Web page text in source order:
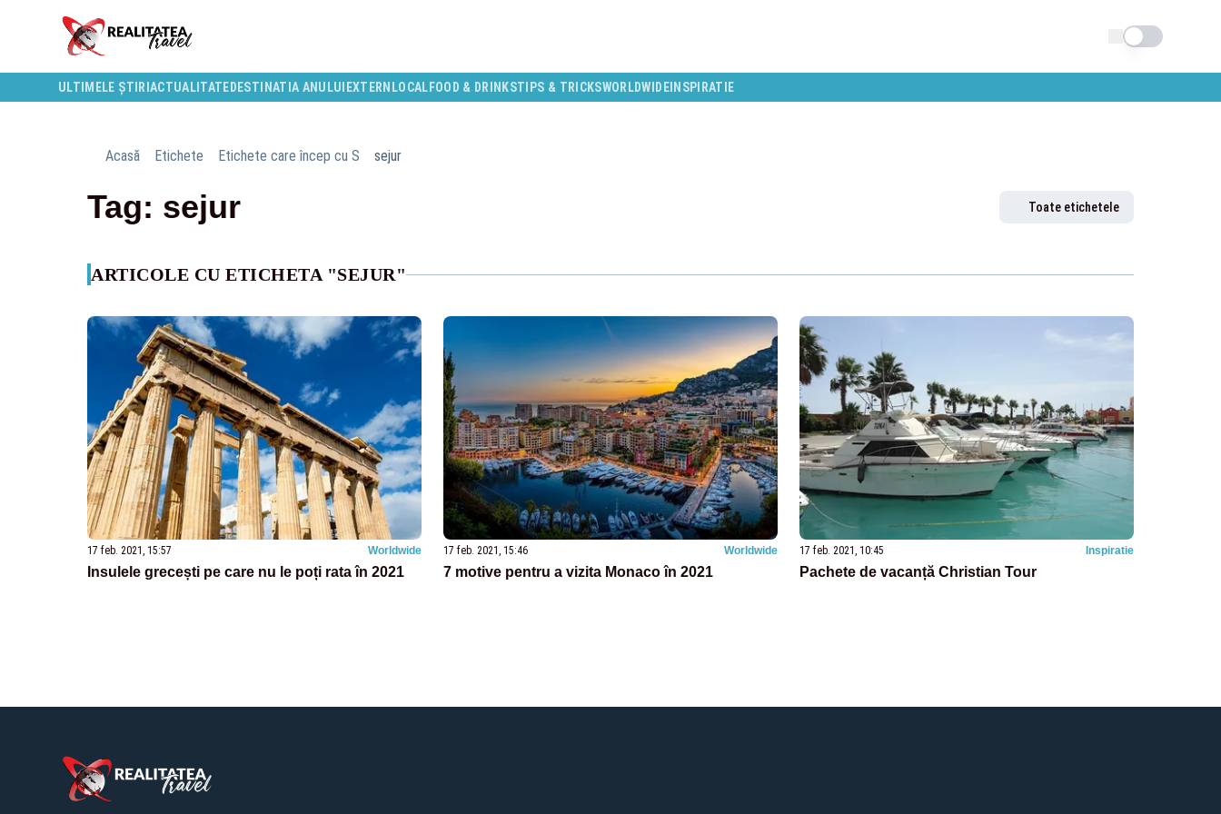
Schimba tema
ULTIMELE ȘTIRI ACTUALITATE DESTINATIA ANULUI EXTERN LOCAL FOOD & DRINKSTIPS & TRICKSWORLDWIDEINSPIRATIE
Acasă Etichete Etichete care încep cu S sejur
Tag: sejur Toate etichetele
ARTICOLE CU ETICHETA "SEJUR"
17 feb. 2021, 15:57 Worldwide
Insulele grecești pe care nu le poți rata în 2021
17 feb. 2021, 15:46 Worldwide
7 motive pentru a vizita Monaco în 2021
17 feb. 2021, 10:45 Inspiratie
Pachete de vacanță Christian Tour